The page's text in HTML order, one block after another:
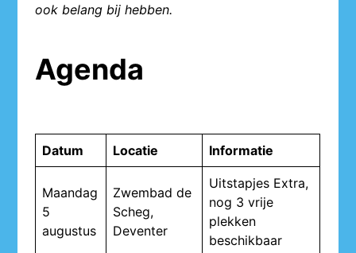
ook belang bij hebben.
Agenda
Datum Locatie Informatie
Maandag
5
augustus
Zwembad de
Scheg,
Deventer
Uitstapjes Extra,
nog 3 vrije
plekken
beschikbaar